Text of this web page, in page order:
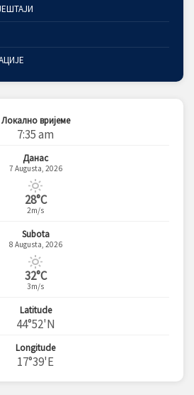
Локално вријеме
7:35 am
Данас
7 Augusta, 2026
28°C
2m/s
Subota
8 Augusta, 2026
32°C
3m/s
Latitude
44°52'N
Longitude
17°39'E